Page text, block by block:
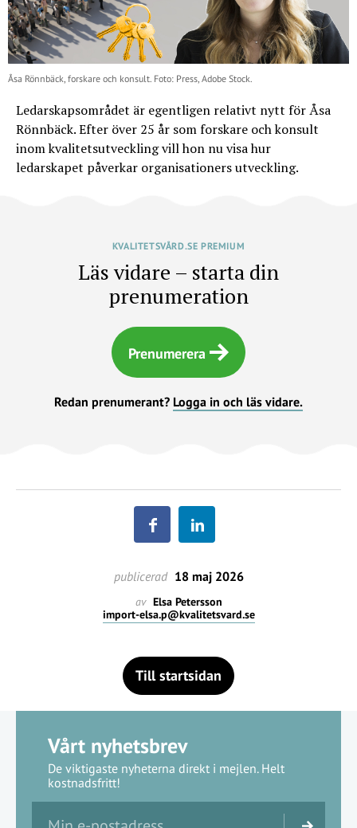
Åsa Rönnbäck, forskare och konsult. Foto: Press, Adobe Stock.
Ledarskapsområdet är egentligen relativt nytt för Åsa
Rönnbäck. Efter över 25 år som forskare och konsult
inom kvalitetsutveckling vill hon nu visa hur
ledarskapet påverkar organisationers utveckling.
KVALITETSVÅRD.SE PREMIUM
Läs vidare – starta din
prenumeration
Prenumerera
Redan prenumerant? Logga in och läs vidare.
publicerad 18 maj 2026
av Elsa Petersson
import-elsa.p@kvalitetsvard.se
Till startsidan
Vårt nyhetsbrev
De viktigaste nyheterna direkt i mejlen. Helt
kostnadsfritt!